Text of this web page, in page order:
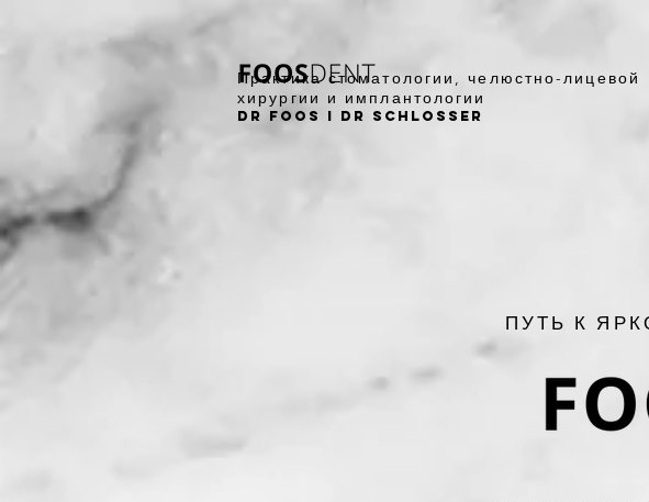
Практика стоматологии, челюстно-лицевой
хирургии и имплантологии
DR Foos I DR Schlosser
ПУТЬ К